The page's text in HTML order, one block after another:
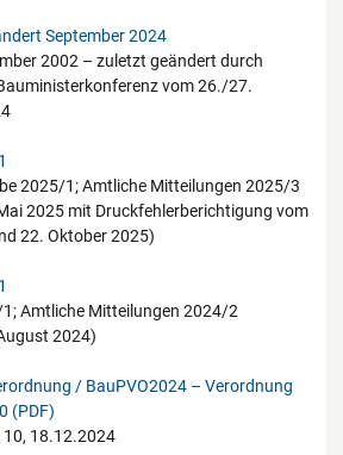
September 2024
2002 – zuletzt geändert durch
vom 26./27.
2025/1; Amtliche Mitteilungen 2025/3
2025 mit Druckfehlerberichtigung vom
22. Oktober 2025)
Amtliche Mitteilungen 2024/2
2024)
/ BauPVO2024 – Verordnung
(PDF)
18.12.2024